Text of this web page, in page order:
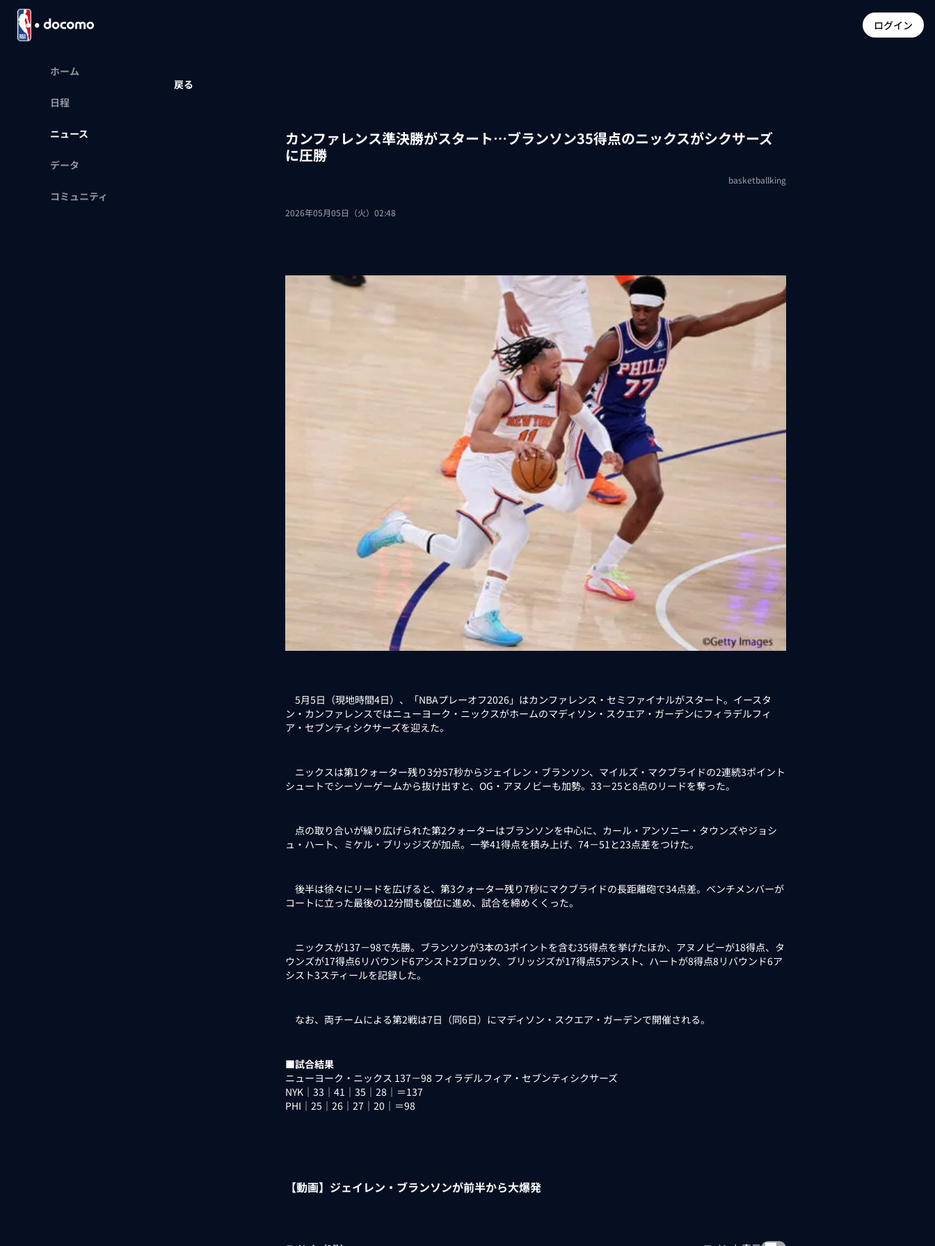
ログイン
ホーム
日程
ニュース
データ
コミュニティ
戻る
カンファレンス準決勝がスタート…ブランソン35得点のニックスがシクサーズ
に圧勝
basketballking
2026年05月05日（火）02:48
5月5日（現地時間4日）、「NBAプレーオフ2026」はカンファレンス・セミファイナルがスタート。イースタ
ン・カンファレンスではニューヨーク・ニックスがホームのマディソン・スクエア・ガーデンにフィラデルフィ
ア・セブンティシクサーズを迎えた。
ニックスは第1クォーター残り3分57秒からジェイレン・ブランソン、マイルズ・マクブライドの2連続3ポイント
シュートでシーソーゲームから抜け出すと、OG・アヌノビーも加勢。33－25と8点のリードを奪った。
点の取り合いが繰り広げられた第2クォーターはブランソンを中心に、カール・アンソニー・タウンズやジョシ
ュ・ハート、ミケル・ブリッジズが加点。一挙41得点を積み上げ、74－51と23点差をつけた。
後半は徐々にリードを広げると、第3クォーター残り7秒にマクブライドの長距離砲で34点差。ベンチメンバーが
コートに立った最後の12分間も優位に進め、試合を締めくくった。
ニックスが137－98で先勝。ブランソンが3本の3ポイントを含む35得点を挙げたほか、アヌノビーが18得点、タ
ウンズが17得点6リバウンド6アシスト2ブロック、ブリッジズが17得点5アシスト、ハートが8得点8リバウンド6ア
シスト3スティールを記録した。
なお、両チームによる第2戦は7日（同6日）にマディソン・スクエア・ガーデンで開催される。
■試合結果
ニューヨーク・ニックス 137－98 フィラデルフィア・セブンティシクサーズ
NYK｜33｜41｜35｜28｜＝137
PHI｜25｜26｜27｜20｜＝98
【動画】ジェイレン・ブランソンが前半から大爆発